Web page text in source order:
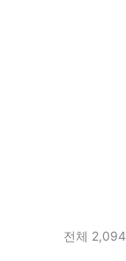
전체 2,094